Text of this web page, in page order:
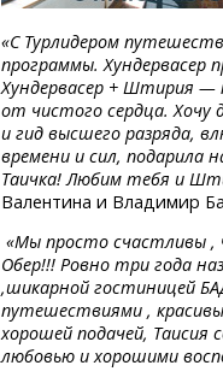
«С Турлидером
программы. Хундервасер
Хундервасер + Штирия —
от чистого сердца. Хочу
и гид высшего разряда,
времени и сил, подарила
Таичка! Любим тебя и
Валентина и Владимир
«Мы просто счастливы ,
Обер!!! Ровно три года
,шикарной гостиницей
путешествиями ,
хорошей подачей,
любовью и хорошими